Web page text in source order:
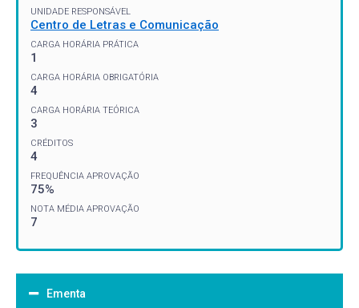
UNIDADE RESPONSÁVEL
Centro de Letras e Comunicação
CARGA HORÁRIA PRÁTICA
1
CARGA HORÁRIA OBRIGATÓRIA
4
CARGA HORÁRIA TEÓRICA
3
CRÉDITOS
4
FREQUÊNCIA APROVAÇÃO
75%
NOTA MÉDIA APROVAÇÃO
7
Ementa